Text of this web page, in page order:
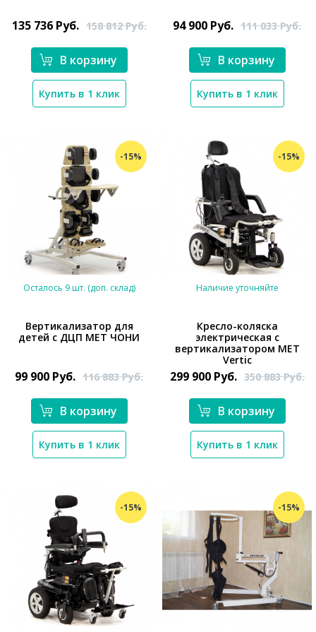
*}
135 736 Руб. 158 812Руб.
В корзину
Купить в 1 клик
94 900 Руб. 111 033Руб.
В корзину
Купить в 1 клик
-15%
Осталось 9 шт. (доп. склад)
Вертикализатор для
детей с ДЦП MET ЧОНИ
99 900 Руб. 116 883Руб.
В корзину
Купить в 1 клик
-15%
*}
Наличие уточняйте
Кресло-коляска
электрическая с
вертикализатором MET
Vertic
299 900 Руб. 350 883Руб.
В корзину
Купить в 1 клик
-15% -15%